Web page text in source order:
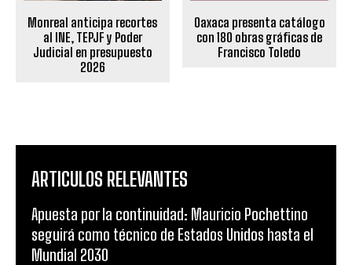
Monreal anticipa recortes
al INE, TEPJF y Poder
Judicial en presupuesto
2026
Oaxaca presenta catálogo
con 180 obras gráficas de
Francisco Toledo
ARTICULOS RELEVANTES
Apuesta por la continuidad: Mauricio Pochettino
seguirá como técnico de Estados Unidos hasta el
Mundial 2030